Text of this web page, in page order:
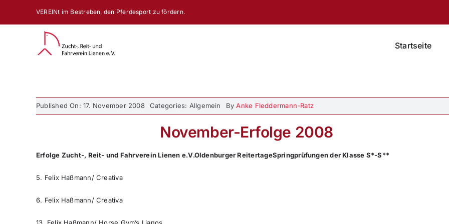
VEREINt im Bestreben, den Pferdesport zu fördern.
Startseite
Published On: 17. November 2008 Categories: Allgemein ByAnke Fleddermann-Ratz
November-Erfolge 2008
Erfolge Zucht-, Reit- und Fahrverein Lienen e.V.Oldenburger ReitertageSpringprüfungen der Klasse S*-S**
5. Felix Haßmann/ Creativa
6. Felix Haßmann/ Creativa
13. Felix Haßmann/ Horse Gym’s Lianos